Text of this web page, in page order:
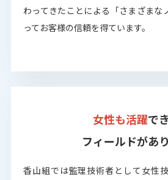
わってきたことによる「さまざまな
ってお客様の信頼を得ています。
女性も活躍で
フィールドがあ
香山組では監理技術者として女性